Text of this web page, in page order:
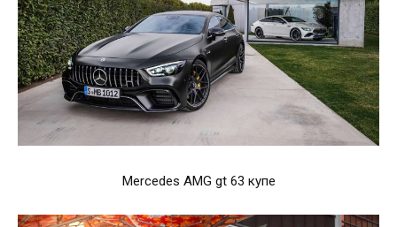
Mercedes AMG gt 63 купе